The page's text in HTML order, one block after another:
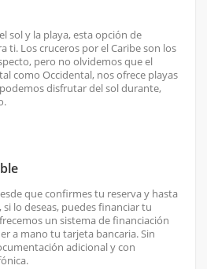
sol y la playa, esta opción de
ti. Los cruceros por el Caribe son los
pero no olvidemos que el
como Occidental, nos ofrece playas
disfrutar del sol durante,
que confirmes tu reserva y hasta
si lo deseas, puedes financiar tu
un sistema de financiación
a mano tu tarjeta bancaria. Sin
adicional y con